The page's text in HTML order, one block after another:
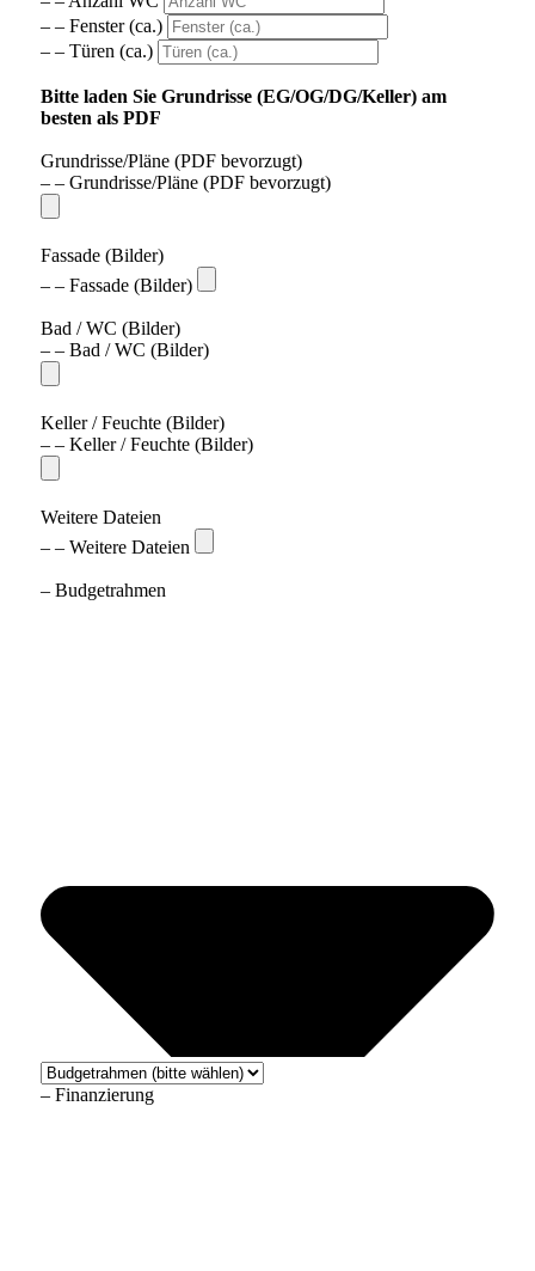
– – Fenster (ca.)
– – Türen (ca.)
Bitte laden Sie Grundrisse (EG/OG/DG/Keller) am
besten als PDF
Grundrisse/Pläne (PDF bevorzugt)
– – Grundrisse/Pläne (PDF bevorzugt)
Fassade (Bilder)
– – Fassade (Bilder)
Bad / WC (Bilder)
– – Bad / WC (Bilder)
Keller / Feuchte (Bilder)
– – Keller / Feuchte (Bilder)
Weitere Dateien
– – Weitere Dateien
– Budgetrahmen
– Finanzierung